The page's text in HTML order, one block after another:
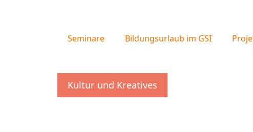
Seminare Bildungsurlaub im GSI
Kultur und Kreatives